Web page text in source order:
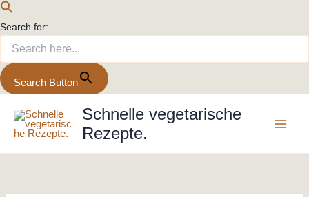
Search for:
Search Button
Inhalt
springen
Schnelle vegetarische
Rezepte.